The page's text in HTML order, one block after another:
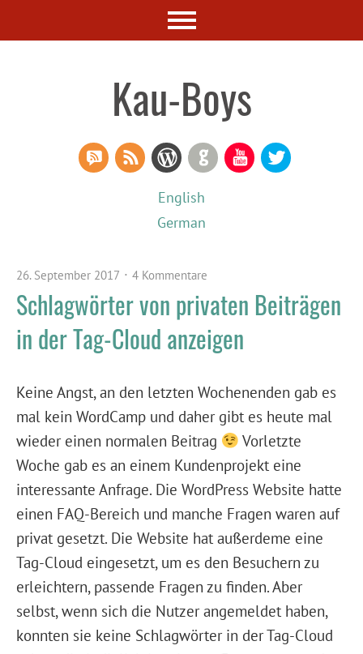
Kau-Boys
YouTube
GitHub
WordPress
RSS Feed
RSS Comments
English
German
26. September 2017 4 Kommentare
Schlagwörter von privaten Beiträgen
in der Tag-Cloud anzeigen
Keine Angst, an den letzten Wochenenden gab es
mal kein WordCamp und daher gibt es heute mal
wieder einen normalen Beitrag
Vorletzte
Woche gab es an einem Kundenprojekt eine
interessante Anfrage. Die WordPress Website hatte
einen FAQ-Bereich und manche Fragen waren auf
privat gesetzt. Die Website hat außerdeme eine
Tag-Cloud eingesetzt, um es den Besuchern zu
erleichtern, passende Fragen zu finden. Aber
selbst, wenn sich die Nutzer angemeldet haben,
konnten sie keine Schlagwörter in der Tag-Cloud